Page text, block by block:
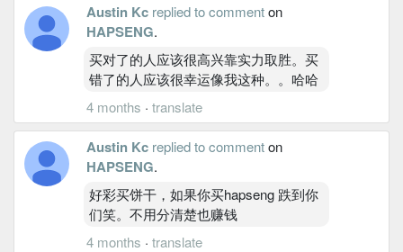
Austin Kc replied to commenton
HAPSENG.
买对了的人应该很高兴靠实力取胜。买
错了的人应该很幸运像我这种。。哈哈
4 months · translate
Austin Kc replied to commenton
HAPSENG.
好彩买饼干，如果你买hapseng 跌到你
们笑。不用分清楚也赚钱
4 months · translate